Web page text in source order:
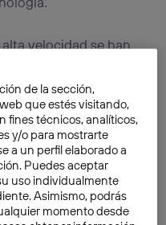
velocidad se han
de transporte para
ya cuenta con la red
del mundo: más de
se espera que sean
más tarde las
45.000 kilómetros. Y
La compañía
de la sección,
que estés visitando,
fines técnicos, analíticos,
y/o para mostrarte
a un perfil elaborado a
Puedes aceptar
uso individualmente
Asimismo, podrás
momento desde